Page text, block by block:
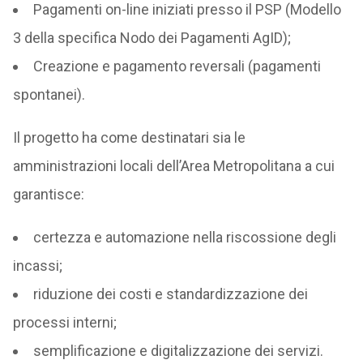
Pagamenti on-line iniziati presso il PSP (Modello
3 della specifica Nodo dei Pagamenti AgID);
Creazione e pagamento reversali (pagamenti
spontanei).
Il progetto ha come destinatari sia le
amministrazioni locali dell’Area Metropolitana a cui
garantisce:
certezza e automazione nella riscossione degli
incassi;
riduzione dei costi e standardizzazione dei
processi interni;
semplificazione e digitalizzazione dei servizi.